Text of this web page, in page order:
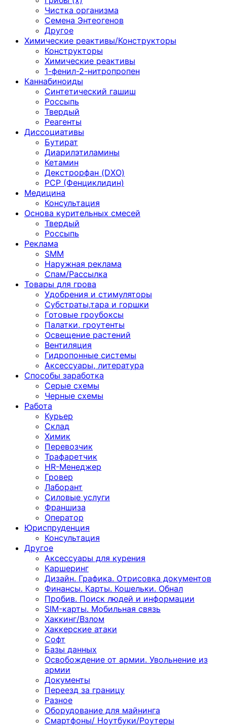
Чистка организма
Семена Энтеогенов
Другое
Химические реактивы/Конструкторы
Конструкторы
Химические реактивы
1-фенил-2-нитропропен
Каннабиноиды
Синтетический гашиш
Россыпь
Твердый
Реагенты
Диссоциативы
Бутират
Диарилэтиламины
Кетамин
Декстрорфан (DXO)
PCP (Фенциклидин)
Медицина
Консультация
Основа курительных смесей
Твердый
Россыпь
Реклама
SMM
Наружная реклама
Спам/Рассылка
Товары для грова
Удобрения и стимуляторы
Субстраты,тара и горшки
Готовые гроубоксы
Палатки, гроутенты
Освещение растений
Вентиляция
Гидропонные системы
Аксессуары, литература
Способы заработка
Серые схемы
Черные схемы
Работа
Курьер
Склад
Химик
Перевозчик
Трафаретчик
HR-Менеджер
Гровер
Лаборант
Силовые услуги
Франшиза
Оператор
Юриспруденция
Консультация
Другoе
Аксессуары для курения
Каршеринг
Дизайн. Графика. Отрисовка документов
Финансы. Карты. Кошельки. Обнал
Пробив. Поиск людей и информации
SIM-карты. Мобильная связь
Хаккинг/Взлом
Хаккерские атаки
Софт
Базы данных
Освобождение от армии. Увольнение из
армии
Документы
Переезд за границу
Разное
Оборудование для майнинга
Смартфоны/ Ноутбуки/Роутеры